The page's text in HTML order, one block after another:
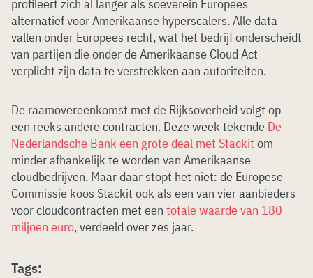
profileert zich al langer als soeverein Europees
alternatief voor Amerikaanse hyperscalers. Alle data
vallen onder Europees recht, wat het bedrijf onderscheidt
van partijen die onder de Amerikaanse Cloud Act
verplicht zijn data te verstrekken aan autoriteiten.
De raamovereenkomst met de Rijksoverheid volgt op
een reeks andere contracten. Deze week tekende De
Nederlandsche Bank een grote deal met Stackit om
minder afhankelijk te worden van Amerikaanse
cloudbedrijven. Maar daar stopt het niet: de Europese
Commissie koos Stackit ook als een van vier aanbieders
voor cloudcontracten met een totale waarde van 180
miljoen euro, verdeeld over zes jaar.
Tags: